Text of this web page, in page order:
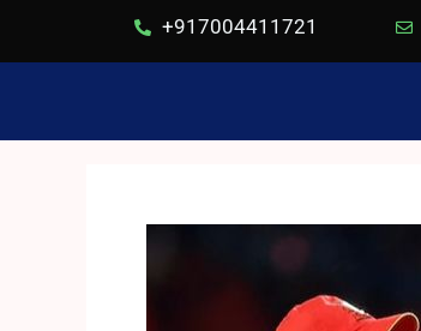
+917004411721